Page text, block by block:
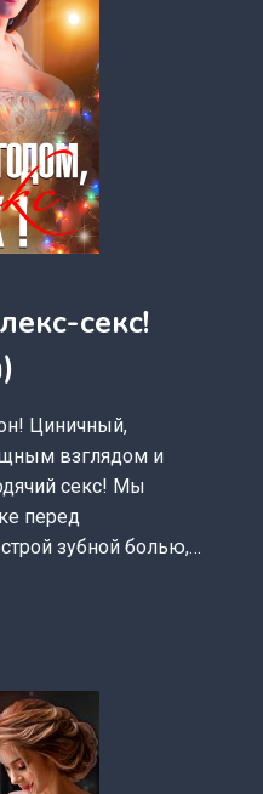
секс!
Циничный,
взглядом и
секс! Мы
перед
зубной болью,…